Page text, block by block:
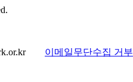
이메일무단수집 거부